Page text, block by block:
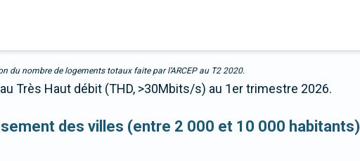
du nombre de logements totaux faite par l’ARCEP au T2 2020.
Très Haut débit (THD, >30Mbits/s) au 1er trimestre 2026.
des villes (entre 2 000 et 10 000 habitants)